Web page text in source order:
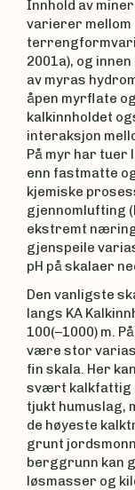
Innhold av
varierer
2001a), og
av myras
åpen myrflate
kalkinnholdet
interaksjon
På myr har tuer
enn fastmatte
kjemiske
gjennomlufting
ekstremt
gjenspeile
pH på skalaer
Den vanligste
langs KA
100(–1000) m.
være stor
fin skala. Her
svært kalkfattig
tjukt humuslag,
de høyeste
grunt
berggrunn kan
løsmasser og